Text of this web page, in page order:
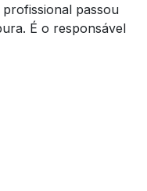
passou
É o responsável